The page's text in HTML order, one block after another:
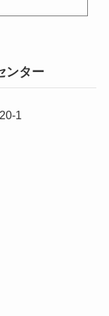
ンター
1